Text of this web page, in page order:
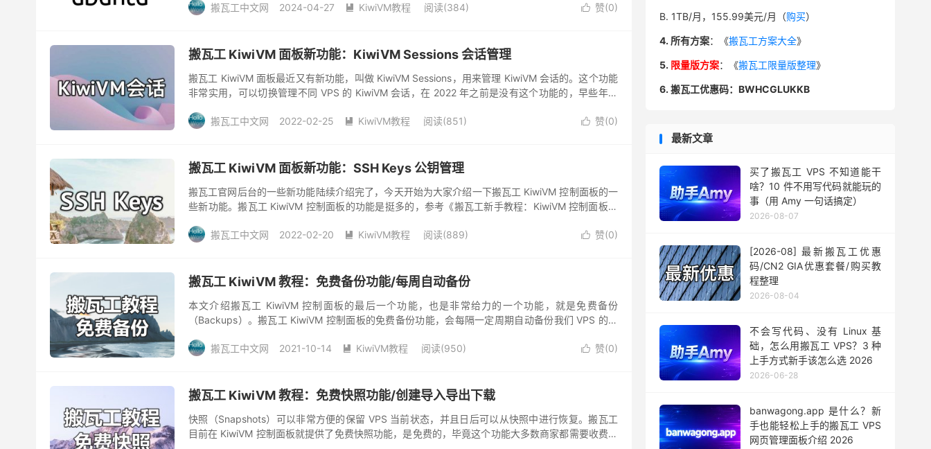
搬瓦工中文网
2024-04-27  KiwiVM教程 阅读(384)  赞(0)
搬瓦工 KiwiVM 面板新功能：KiwiVM Sessions 会话管理
搬瓦工 KiwiVM 面板最近又有新功能，叫做 KiwiVM Sessions，用来管理 KiwiVM 会话的。这个功能
非常实用，可以切换管理不同 VPS 的 KiwiVM 会话，在 2022 年之前是没有这个功能的，早些年我
搬瓦工中文网
2022-02-25  KiwiVM教程 阅读(851)  赞(0)
搬瓦工 KiwiVM 面板新功能：SSH Keys 公钥管理
搬瓦工官网后台的一些新功能陆续介绍完了，今天开始为大家介绍一下搬瓦工 KiwiVM 控制面板的一
些新功能。搬瓦工 KiwiVM 控制面板的功能是挺多的，参考《搬瓦工新手教程：KiwiVM 控制面板功
搬瓦工中文网
2022-02-20  KiwiVM教程 阅读(889)  赞(0)
搬瓦工 KiwiVM 教程：免费备份功能/每周自动备份
本文介绍搬瓦工 KiwiVM 控制面板的最后一个功能，也是非常给力的一个功能，就是免费备份
（Backups）。搬瓦工 KiwiVM 控制面板的免费备份功能，会每隔一定周期自动备份我们 VPS 的所
搬瓦工中文网
2021-10-14  KiwiVM教程 阅读(950)  赞(0)
搬瓦工 KiwiVM 教程：免费快照功能/创建导入导出下载
快照（Snapshots）可以非常方便的保留 VPS 当前状态，并且日后可以从快照中进行恢复。搬瓦工
目前在 KiwiVM 控制面板就提供了免费快照功能，是免费的，毕竟这个功能大多数商家都需要收费。
B. 1TB/月，155.99美元/月（购买）
4. 所有方案：《搬瓦工方案大全》
5. 限量版方案：《搬瓦工限量版整理》
6. 搬瓦工优惠码：BWHCGLUKKB
最新文章
买了搬瓦工 VPS 不知道能干
啥？10 件不用写代码就能玩的
事（用 Amy 一句话搞定）
2026-08-07
[2026-08] 最新搬瓦工优惠
码/CN2 GIA优惠套餐/购买教
程整理
2026-08-04
不会写代码、没有 Linux 基
础，怎么用搬瓦工 VPS？3 种
上手方式新手该怎么选 2026
2026-06-28
banwagong.app 是什么？新
手也能轻松上手的搬瓦工 VPS
网页管理面板介绍 2026